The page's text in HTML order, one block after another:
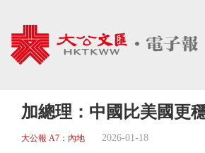
加總理：中國比美國更
大公報 A7：內地 2026-01-18